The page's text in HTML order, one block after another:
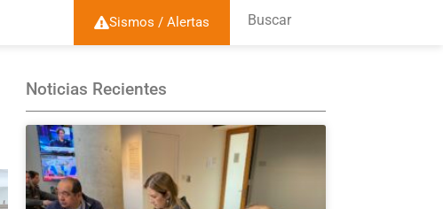
Sismos / Alertas Buscar
Noticias Recientes